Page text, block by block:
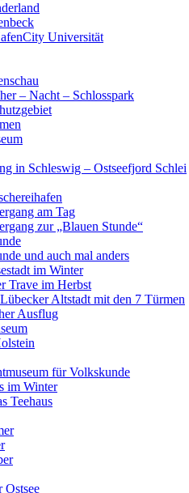
Universität
– Nacht – Schlosspark
in Schleswig – Ostseefjord Schlei
am Tag
zur „Blauen Stunde“
und auch mal anders
im Winter
Trave im Herbst
Altstadt mit den 7 Türmen
Ausflug
für Volkskunde
im Winter
Teehaus
Ostsee